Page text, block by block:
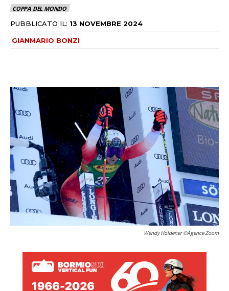
COPPA DEL MONDO
PUBBLICATO IL: 13 NOVEMBRE 2024
GIANMARIO BONZI
Wendy Holdener ©Agence Zoom